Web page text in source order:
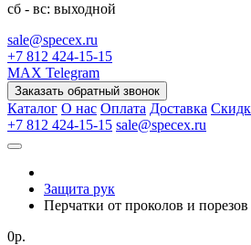
сб - вс: выходной
sale@specex.ru
+7 812 424-15-15
MAX Telegram
Заказать обратный звонок
Каталог О нас Оплата Доставка
+7 812 424-15-15 sale@specex.ru
Защита рук
Перчатки от проколов и порезов
0р.